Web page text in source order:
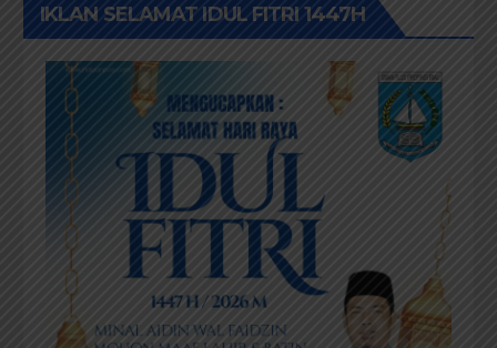
IKLAN SELAMAT IDUL FITRI 1447H